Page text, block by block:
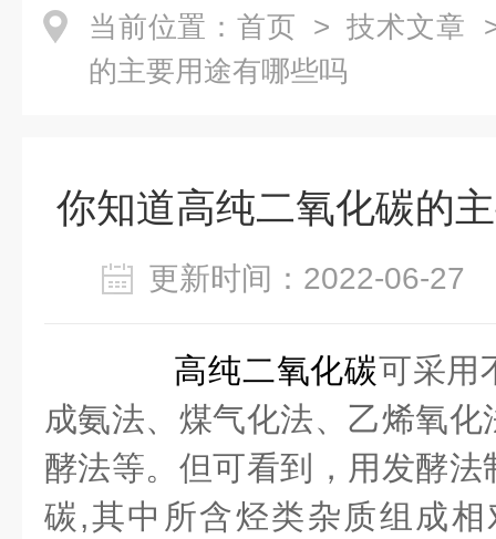
当前位置： 首页 > 技术文章
的主要用途有哪些吗
你知道高纯二氧化碳的
更新时间：2022-06-
高纯二氧化碳可采用
成氨法、煤气化法、乙烯氧
酵法等。但可看到，用发酵
碳,其中所含烃类杂质组成